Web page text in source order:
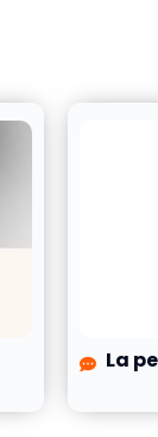
La